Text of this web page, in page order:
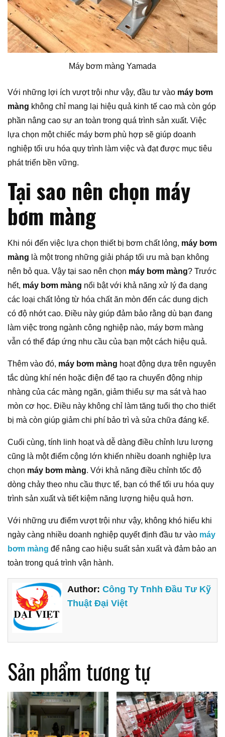
Máy bơm màng Yamada
Với những lợi ích vượt trội như vậy, đầu tư vào máy bơm
màng không chỉ mang lại hiệu quả kinh tế cao mà còn góp
phần nâng cao sự an toàn trong quá trình sản xuất. Việc
lựa chọn một chiếc máy bơm phù hợp sẽ giúp doanh
nghiệp tối ưu hóa quy trình làm việc và đạt được mục tiêu
phát triển bền vững.
Tại sao nên chọn máy
bơm màng
Khi nói đến việc lựa chọn thiết bị bơm chất lỏng, máy bơm
màng là một trong những giải pháp tối ưu mà bạn không
nên bỏ qua. Vậy tại sao nên chọn máy bơm màng? Trước
hết, máy bơm màng nổi bật với khả năng xử lý đa dạng
các loại chất lỏng từ hóa chất ăn mòn đến các dung dịch
có độ nhớt cao. Điều này giúp đảm bảo rằng dù bạn đang
làm việc trong ngành công nghiệp nào, máy bơm màng
vẫn có thể đáp ứng nhu cầu của bạn một cách hiệu quả.
Thêm vào đó, máy bơm màng hoạt động dựa trên nguyên
tắc dùng khí nén hoặc điện để tạo ra chuyển động nhịp
nhàng của các màng ngăn, giảm thiểu sự ma sát và hao
mòn cơ học. Điều này không chỉ làm tăng tuổi thọ cho thiết
bị mà còn giúp giảm chi phí bảo trì và sửa chữa đáng kể.
Cuối cùng, tính linh hoạt và dễ dàng điều chỉnh lưu lượng
cũng là một điểm cộng lớn khiến nhiều doanh nghiệp lựa
chọn máy bơm màng. Với khả năng điều chỉnh tốc độ
dòng chảy theo nhu cầu thực tế, bạn có thể tối ưu hóa quy
trình sản xuất và tiết kiệm năng lượng hiệu quả hơn.
Với những ưu điểm vượt trội như vậy, không khó hiểu khi
ngày càng nhiều doanh nghiệp quyết định đầu tư vào máy
bơm màng để nâng cao hiệu suất sản xuất và đảm bảo an
toàn trong quá trình vận hành.
Author:Công Ty Tnhh Đầu Tư Kỹ
Thuật Đại Việt
Sản phẩm tương tự